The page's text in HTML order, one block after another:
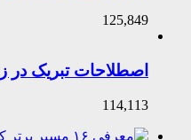
125,849
اصطلاحات تبریک در
114,113